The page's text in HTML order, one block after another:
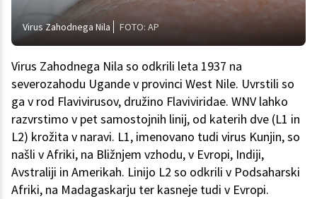
Virus Zahodnega Nila FOTO: AP
Virus Zahodnega Nila so odkrili leta 1937 na
severozahodu Ugande v provinci West Nile. Uvrstili so
ga v rod Flavivirusov, družino Flaviviridae. WNV lahko
razvrstimo v pet samostojnih linij, od katerih dve (L1 in
L2) krožita v naravi. L1, imenovano tudi virus Kunjin, so
našli v Afriki, na Bližnjem vzhodu, v Evropi, Indiji,
Avstraliji in Amerikah. Linijo L2 so odkrili v Podsaharski
Afriki, na Madagaskarju ter kasneje tudi v Evropi.